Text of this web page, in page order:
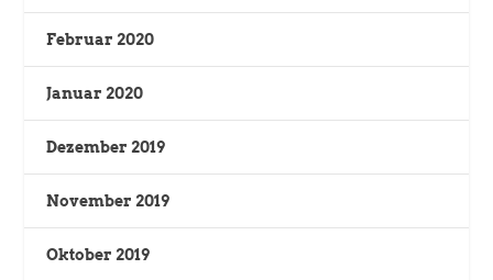
Februar 2020
Januar 2020
Dezember 2019
November 2019
Oktober 2019